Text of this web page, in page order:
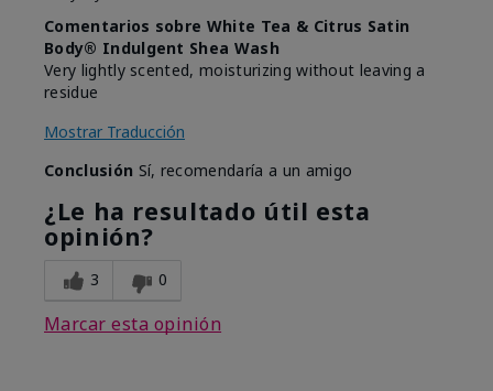
Comentarios sobre White Tea & Citrus Satin
Body® Indulgent Shea Wash
Very lightly scented, moisturizing without leaving a
residue
Mostrar Traducción
Conclusión Sí, recomendaría a un amigo
¿Le ha resultado útil esta
opinión?
3 0
Marcar esta opinión